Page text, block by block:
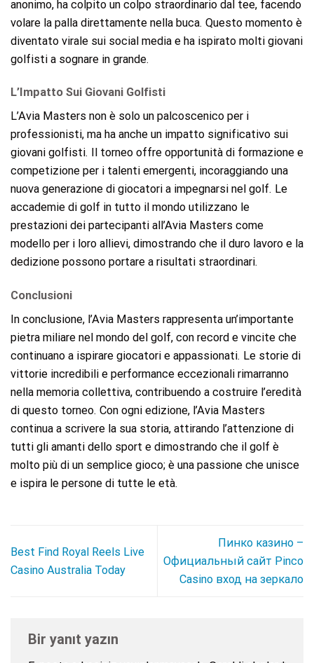
anonimo, ha colpito un colpo straordinario dal tee, facendo
volare la palla direttamente nella buca. Questo momento è
diventato virale sui social media e ha ispirato molti giovani
golfisti a sognare in grande.
L’Impatto Sui Giovani Golfisti
L’Avia Masters non è solo un palcoscenico per i
professionisti, ma ha anche un impatto significativo sui
giovani golfisti. Il torneo offre opportunità di formazione e
competizione per i talenti emergenti, incoraggiando una
nuova generazione di giocatori a impegnarsi nel golf. Le
accademie di golf in tutto il mondo utilizzano le
prestazioni dei partecipanti all’Avia Masters come
modello per i loro allievi, dimostrando che il duro lavoro e la
dedizione possono portare a risultati straordinari.
Conclusioni
In conclusione, l’Avia Masters rappresenta un’importante
pietra miliare nel mondo del golf, con record e vincite che
continuano a ispirare giocatori e appassionati. Le storie di
vittorie incredibili e performance eccezionali rimarranno
nella memoria collettiva, contribuendo a costruire l’eredità
di questo torneo. Con ogni edizione, l’Avia Masters
continua a scrivere la sua storia, attirando l’attenzione di
tutti gli amanti dello sport e dimostrando che il golf è
molto più di un semplice gioco; è una passione che unisce
e ispira le persone di tutte le età.
Best Find Royal Reels Live
Casino Australia Today
Пинко казино –
Официальный сайт Pinco
Casino вход на зеркало
Bir yanıt yazın